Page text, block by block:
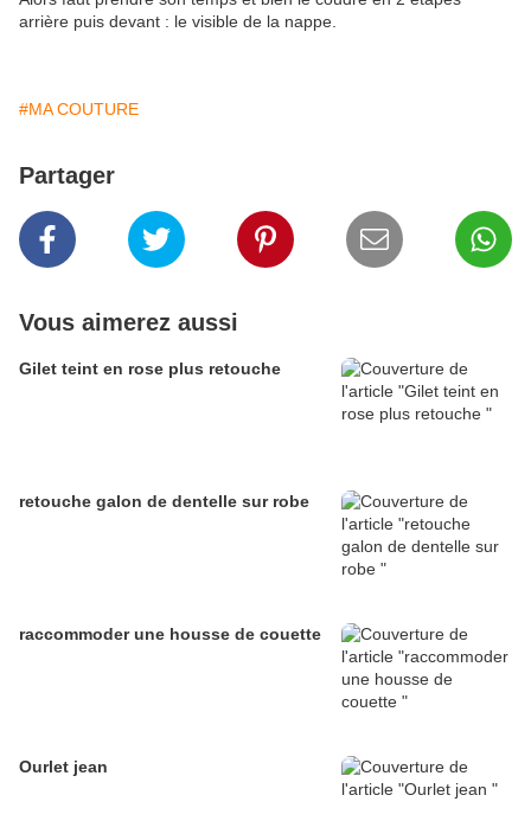
arrière puis devant : le visible de la nappe.
#MA COUTURE
Partager
Vous aimerez aussi
Gilet teint en rose plus retouche
retouche galon de dentelle sur robe
raccommoder une housse de couette
Ourlet jean